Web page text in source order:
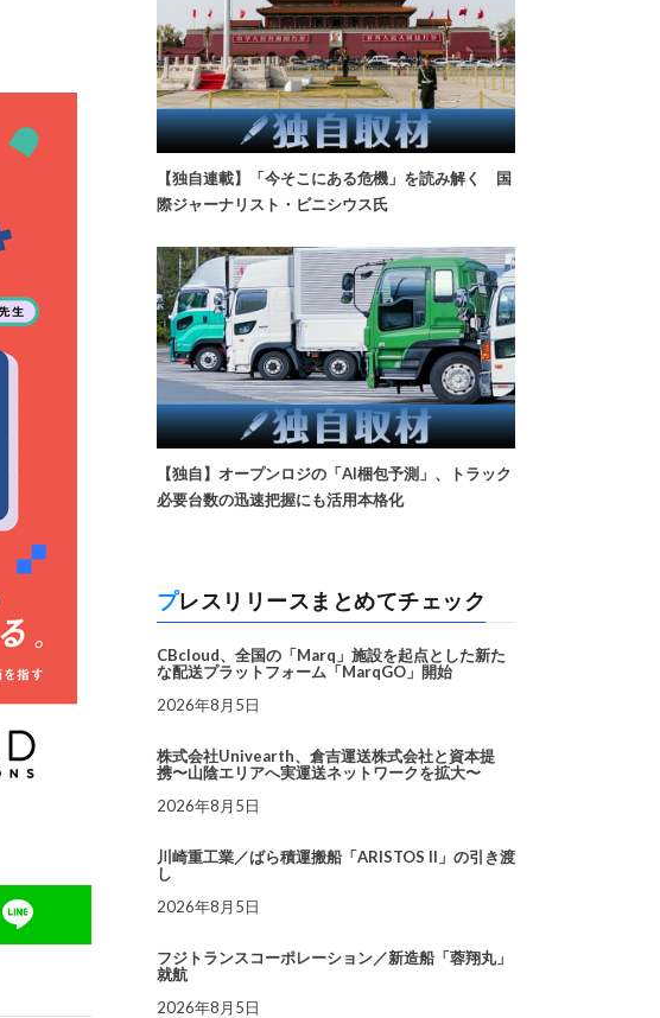
【独自連載】「今そこにある危機」を読み解く 国
際ジャーナリスト・ビニシウス氏
【独自】オープンロジの「AI梱包予測」、トラック
必要台数の迅速把握にも活用本格化
プレスリリースまとめてチェック
CBcloud、全国の「Marq」施設を起点とした新た
な配送プラットフォーム「MarqGO」開始
2026年8月5日
株式会社Univearth、倉吉運送株式会社と資本提
携〜山陰エリアへ実運送ネットワークを拡大〜
2026年8月5日
川崎重工業／ばら積運搬船「ARISTOS II」の引き渡
し
2026年8月5日
フジトランスコーポレーション／新造船「蓉翔丸」
就航
2026年8月5日